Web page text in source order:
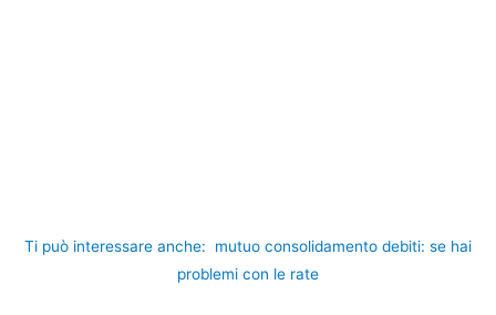
Ti può interessare anche:
mutuo consolidamento debiti: se hai
problemi con le rate